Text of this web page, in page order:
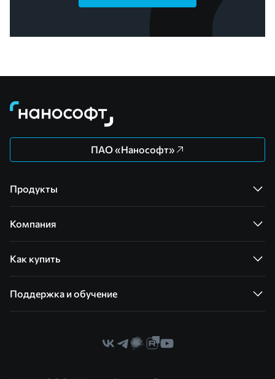
ПАО «Нанософт»
Продукты
Компания
Как купить
Поддержка и обучение